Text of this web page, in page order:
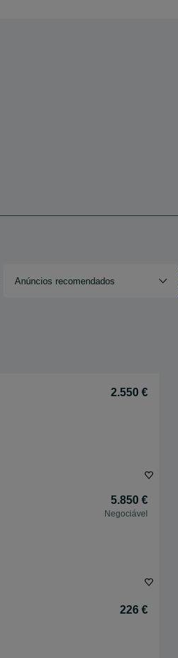
Anúncios recomendados
2.550 €
5.850 €
Negociável
226 €